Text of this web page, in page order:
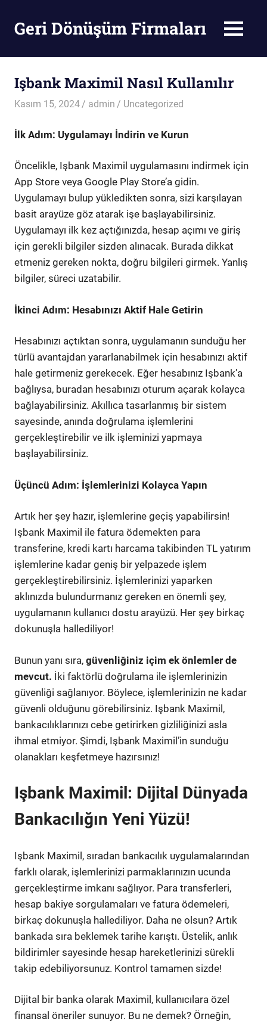
contentGeri Dönüşüm Firmaları
Firmaları
MENU
Işbank Maximil Nasıl Kullanılır
Kasım 15, 2024 admin Uncategorized
İlk Adım: Uygulamayı İndirin ve Kurun
Öncelikle, Işbank Maximil uygulamasını indirmek için
App Store veya Google Play Store’a gidin.
Uygulamayı bulup yükledikten sonra, sizi karşılayan
basit arayüze göz atarak işe başlayabilirsiniz.
Uygulamayı ilk kez açtığınızda, hesap açımı ve giriş
için gerekli bilgiler sizden alınacak. Burada dikkat
etmeniz gereken nokta, doğru bilgileri girmek. Yanlış
bilgiler, süreci uzatabilir.
İkinci Adım: Hesabınızı Aktif Hale Getirin
Hesabınızı açtıktan sonra, uygulamanın sunduğu her
türlü avantajdan yararlanabilmek için hesabınızı aktif
hale getirmeniz gerekecek. Eğer hesabınız Işbank’a
bağlıysa, buradan hesabınızı oturum açarak kolayca
bağlayabilirsiniz. Akıllıca tasarlanmış bir sistem
sayesinde, anında doğrulama işlemlerini
gerçekleştirebilir ve ilk işleminizi yapmaya
başlayabilirsiniz.
Üçüncü Adım: İşlemlerinizi Kolayca Yapın
Artık her şey hazır, işlemlerine geçiş yapabilirsin!
Işbank Maximil ile fatura ödemekten para
transferine, kredi kartı harcama takibinden TL yatırım
işlemlerine kadar geniş bir yelpazede işlem
gerçekleştirebilirsiniz. İşlemlerinizi yaparken
aklınızda bulundurmanız gereken en önemli şey,
uygulamanın kullanıcı dostu arayüzü. Her şey birkaç
dokunuşla hallediliyor!
Bunun yanı sıra, güvenliğiniz içim ek önlemler de
mevcut. İki faktörlü doğrulama ile işlemlerinizin
güvenliği sağlanıyor. Böylece, işlemlerinizin ne kadar
güvenli olduğunu görebilirsiniz. Işbank Maximil,
bankacılıklarınızı cebe getirirken gizliliğinizi asla
ihmal etmiyor. Şimdi, Işbank Maximil’in sunduğu
olanakları keşfetmeye hazırsınız!
Işbank Maximil: Dijital Dünyada
Bankacılığın Yeni Yüzü!
Işbank Maximil, sıradan bankacılık uygulamalarından
farklı olarak, işlemlerinizi parmaklarınızın ucunda
gerçekleştirme imkanı sağlıyor. Para transferleri,
hesap bakiye sorgulamaları ve fatura ödemeleri,
birkaç dokunuşla hallediliyor. Daha ne olsun? Artık
bankada sıra beklemek tarihe karıştı. Üstelik, anlık
bildirimler sayesinde hesap hareketlerinizi sürekli
takip edebiliyorsunuz. Kontrol tamamen sizde!
Dijital bir banka olarak Maximil, kullanıcılara özel
finansal öneriler sunuyor. Bu ne demek? Örneğin,